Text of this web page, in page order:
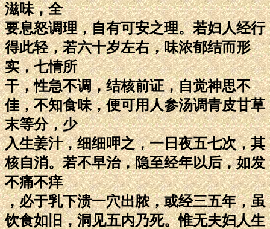
滋味，全
要息怒调理，自有可安之理。若妇人经行
得此轻，若六十岁左右，味浓郁结而形
实，七情所
干，性急不调，结核前证，自觉神思不
佳，不知食味，便可用人参汤调青皮甘草
末等分，少
入生姜汁，细细呷之，一日夜五七次，其
核自消。若不早治，隐至经年以后，如发
不痛不痒
，必于乳下溃一穴出脓，或经三五年，虽
饮食如旧，洞见五内乃死。惟无夫妇人生